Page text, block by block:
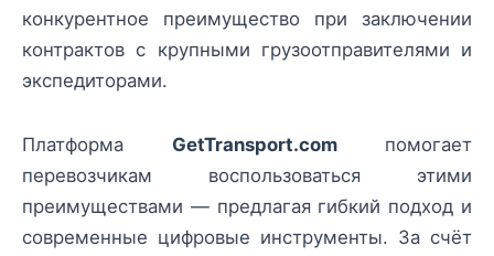
конкурентное преимущество при заключении
контрактов с крупными грузоотправителями и
экспедиторами.
Платформа GetTransport.comпомогает
перевозчикам воспользоваться этими
преимуществами — предлагая гибкий подход и
современные цифровые инструменты. За счёт